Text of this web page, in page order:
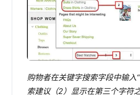
购物者在关键字搜索字段中输入
索建议（2）显示在第三个字符